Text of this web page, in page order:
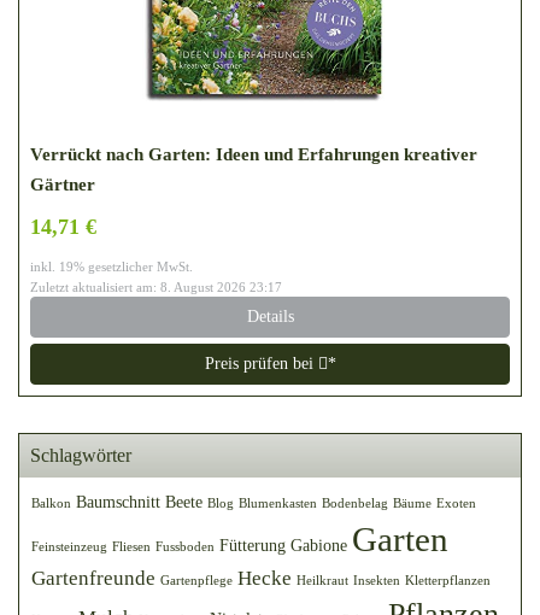
Verrückt nach Garten: Ideen und Erfahrungen kreativer
Gärtner
14,71 €
inkl. 19% gesetzlicher MwSt.
Zuletzt aktualisiert am: 8. August 2026 23:17
Details
Preis prüfen bei *
Schlagwörter
Balkon Baumschnitt Beete Blog Blumenkasten Bodenbelag Bäume Exoten
Feinsteinzeug Fliesen Fussboden Fütterung Gabione Garten
Gartenfreunde Gartenpflege Hecke Heilkraut Insekten Kletterpflanzen